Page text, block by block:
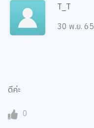
T_T
30 พ.ย. 65
ดีค่ะ
0